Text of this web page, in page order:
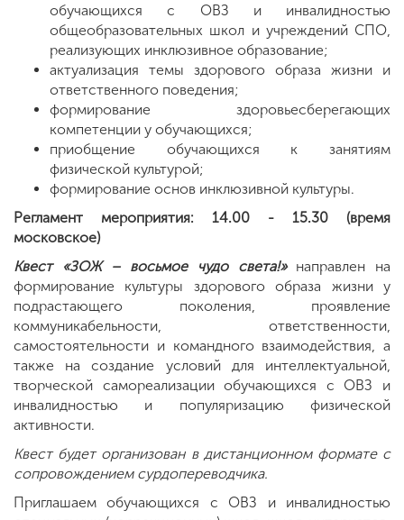
обучающихся с ОВЗ и инвалидностью
общеобразовательных школ и учреждений СПО,
реализующих инклюзивное образование;
актуализация темы здорового образа жизни и
ответственного поведения;
формирование здоровьесберегающих
компетенции у обучающихся;
приобщение обучающихся к занятиям
физической культурой;
формирование основ инклюзивной культуры.
Регламент мероприятия: 14.00 - 15.30 (время
московское)
Квест «ЗОЖ – восьмое чудо света!» направлен на
формирование культуры здорового образа жизни у
подрастающего поколения, проявление
коммуникабельности, ответственности,
самостоятельности и командного взаимодействия, а
также на создание условий для интеллектуальной,
творческой самореализации обучающихся с ОВЗ и
инвалидностью и популяризацию физической
активности.
Квест будет организован в дистанционном формате с
сопровождением сурдопереводчика.
Приглашаем обучающихся с ОВЗ и инвалидностью